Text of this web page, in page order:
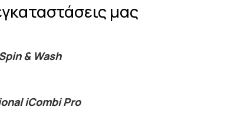
μας
& Wash
iCombi Pro